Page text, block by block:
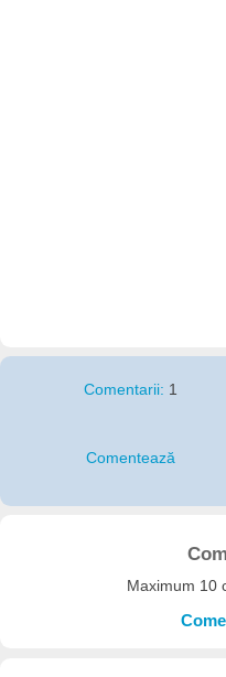
Comentarii: 1
Comentează
Maximum 10